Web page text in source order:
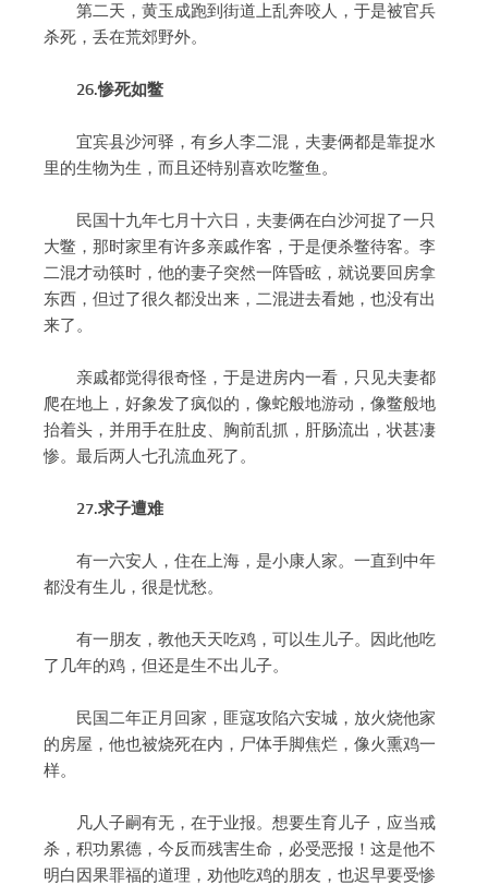
第二天，黄玉成跑到街道上乱奔咬人，于是被官兵
杀死，丢在荒郊野外。
26.惨死如鳖
宜宾县沙河驿，有乡人李二混，夫妻俩都是靠捉水
里的生物为生，而且还特别喜欢吃鳖鱼。
民国十九年七月十六日，夫妻俩在白沙河捉了一只
大鳖，那时家里有许多亲戚作客，于是便杀鳖待客。李
二混才动筷时，他的妻子突然一阵昏眩，就说要回房拿
东西，但过了很久都没出来，二混进去看她，也没有出
来了。
亲戚都觉得很奇怪，于是进房内一看，只见夫妻都
爬在地上，好象发了疯似的，像蛇般地游动，像鳖般地
抬着头，并用手在肚皮、胸前乱抓，肝肠流出，状甚凄
惨。最后两人七孔流血死了。
27.求子遭难
有一六安人，住在上海，是小康人家。一直到中年
都没有生儿，很是忧愁。
有一朋友，教他天天吃鸡，可以生儿子。因此他吃
了几年的鸡，但还是生不出儿子。
民国二年正月回家，匪寇攻陷六安城，放火烧他家
的房屋，他也被烧死在内，尸体手脚焦烂，像火熏鸡一
样。
凡人子嗣有无，在于业报。想要生育儿子，应当戒
杀，积功累德，今反而残害生命，必受恶报！这是他不
明白因果罪福的道理，劝他吃鸡的朋友，也迟早要受惨